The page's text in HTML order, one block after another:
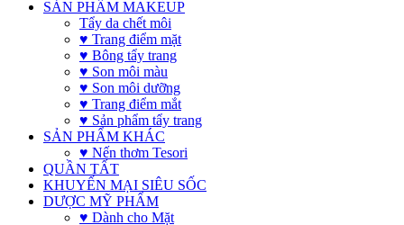
SẢN PHẨM MAKEUP
Tẩy da chết môi
♥ Trang điểm mặt
♥ Bông tẩy trang
♥ Son môi màu
♥ Son môi dưỡng
♥ Trang điểm mắt
♥ Sản phẩm tẩy trang
SẢN PHẨM KHÁC
♥ Nến thơm Tesori
QUẦN TẤT
KHUYẾN MẠI SIÊU SỐC
DƯỢC MỸ PHẨM
♥ Dành cho Mặt